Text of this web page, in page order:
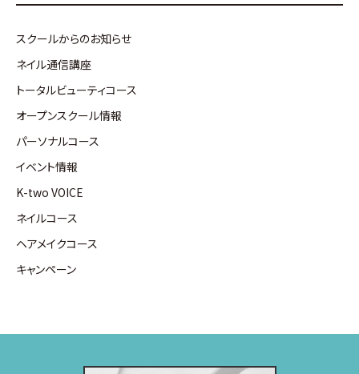
スクールからのお知らせ
ネイル通信講座
トータルビューティコース
オープンスクール情報
パーソナルコース
イベント情報
K-two VOICE
ネイルコース
ヘアメイクコース
キャンペーン